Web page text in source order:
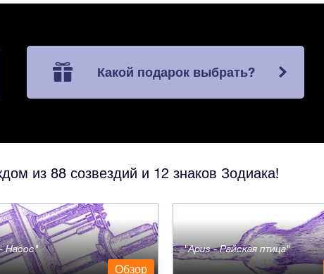
Какой подарок выбрать?
из 88 созвездий и 12 знаков Зодиака!
Насос
Обзор
Apus - Райская птица